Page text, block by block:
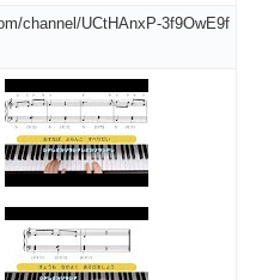
channel/UCtHAnxP-3f9OwE9f